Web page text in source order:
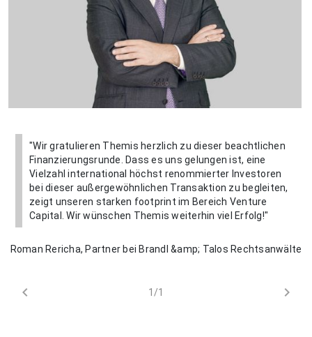
"Wir gratulieren Themis herzlich zu dieser beachtlichen
Finanzierungsrunde. Dass es uns gelungen ist, eine
Vielzahl international höchst renommierter Investoren
bei dieser außergewöhnlichen Transaktion zu begleiten,
zeigt unseren starken footprint im Bereich Venture
Capital. Wir wünschen Themis weiterhin viel Erfolg!"
Roman Rericha, Partner bei Brandl &amp; Talos Rechtsanwälte
chevron_left 1/1 chevron_right